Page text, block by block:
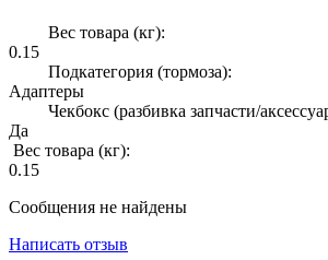
Вес товара (кг):
0.15
Подкатегория (тормоза):
Адаптеры
Чекбокс (разбивка запчасти/
Да
Вес товара (кг):
0.15
Сообщения не найдены
Написать отзыв